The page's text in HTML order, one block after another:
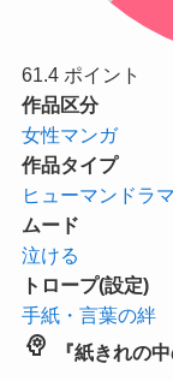
61.4 ポイント
作品区分
女性マンガ
作品タイプ
ヒューマンドラマ
ムード
泣ける
トロープ(設定)
手紙・言葉の絆
psychology 『紙きれの